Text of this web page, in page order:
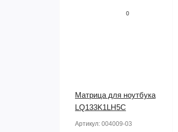
0
Матрица для ноутбука
LQ133K1LH5C
Артикул: 004009-03